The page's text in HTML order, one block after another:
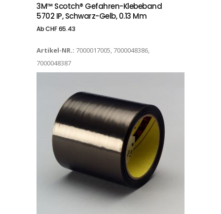
3M™ Scotch® Gefahren-Klebeband
5702 IP, Schwarz-Gelb, 0.13 Mm
AbCHF65.43
Artikel-NR.: 7000017005, 7000048386,
7000048387